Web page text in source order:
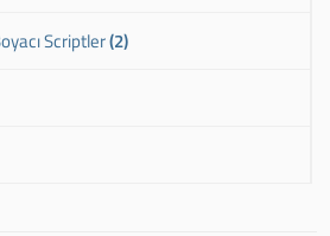
Scriptler(2)